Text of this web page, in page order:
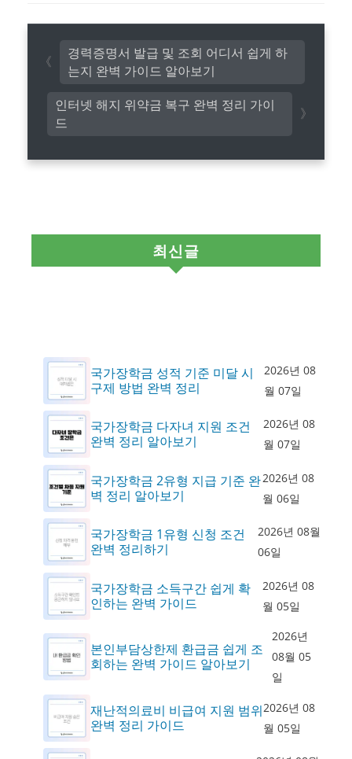
인터넷 해지 위약금 복구 완벽 정리 가이
드
경력증명서 발급 및 조회 어디서 쉽게 하
는지 완벽 가이드 알아보기
최신글
국가장학금 성적 기준 미달 시
구제 방법 완벽 정리
2026년 08
월 07일
국가장학금 다자녀 지원 조건
완벽 정리 알아보기
2026년 08
월 07일
국가장학금 2유형 지급 기준 완
벽 정리 알아보기
2026년 08
월 06일
국가장학금 1유형 신청 조건
완벽 정리하기
2026년 08월
06일
국가장학금 소득구간 쉽게 확
인하는 완벽 가이드
2026년 08
월 05일
본인부담상한제 환급금 쉽게 조
회하는 완벽 가이드 알아보기
2026년
08월 05
일
재난적의료비 비급여 지원 범위
완벽 정리 가이드
2026년 08
월 05일